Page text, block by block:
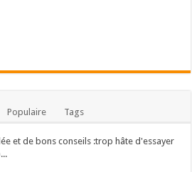
Populaire Tags
et de bons conseils :trop hâte d'essayer